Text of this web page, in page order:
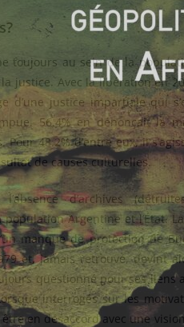
toujours au sein de la
justice. Avec la libération en
d’une justice impartiale qui
56.4% en dénonçait la
48.2% d’entre eux, il
de causes culturelles.
d’archives
Argentine et l’État.
manque de protection de
et, jamais retrouvé, devint
questionné pour ses liens
interrogés sur les
en désaccord avec une